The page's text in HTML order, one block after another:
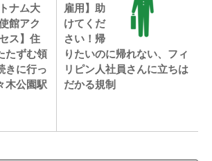
トナム大
館アク
セス】住
たずむ領
きに行っ
木公園駅
雇用】助
けてくだ
さい！帰
りたいのに帰れない、フィ
リピン人社員さんに立ちは
だかる規制